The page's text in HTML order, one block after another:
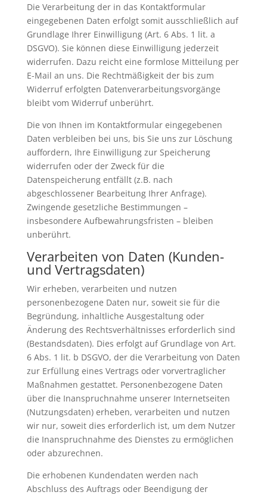
Die Verarbeitung der in das Kontaktformular
eingegebenen Daten erfolgt somit ausschließlich auf
Grundlage Ihrer Einwilligung (Art. 6 Abs. 1 lit. a
DSGVO). Sie können diese Einwilligung jederzeit
widerrufen. Dazu reicht eine formlose Mitteilung per
E-Mail an uns. Die Rechtmäßigkeit der bis zum
Widerruf erfolgten Datenverarbeitungsvorgänge
bleibt vom Widerruf unberührt.
Die von Ihnen im Kontaktformular eingegebenen
Daten verbleiben bei uns, bis Sie uns zur Löschung
auffordern, Ihre Einwilligung zur Speicherung
widerrufen oder der Zweck für die
Datenspeicherung entfällt (z.B. nach
abgeschlossener Bearbeitung Ihrer Anfrage).
Zwingende gesetzliche Bestimmungen –
insbesondere Aufbewahrungsfristen – bleiben
unberührt.
Verarbeiten von Daten (Kunden-
und Vertragsdaten)
Wir erheben, verarbeiten und nutzen
personenbezogene Daten nur, soweit sie für die
Begründung, inhaltliche Ausgestaltung oder
Änderung des Rechtsverhältnisses erforderlich sind
(Bestandsdaten). Dies erfolgt auf Grundlage von Art.
6 Abs. 1 lit. b DSGVO, der die Verarbeitung von Daten
zur Erfüllung eines Vertrags oder vorvertraglicher
Maßnahmen gestattet. Personenbezogene Daten
über die Inanspruchnahme unserer Internetseiten
(Nutzungsdaten) erheben, verarbeiten und nutzen
wir nur, soweit dies erforderlich ist, um dem Nutzer
die Inanspruchnahme des Dienstes zu ermöglichen
oder abzurechnen.
Die erhobenen Kundendaten werden nach
Abschluss des Auftrags oder Beendigung der